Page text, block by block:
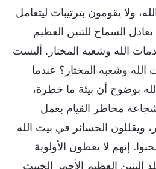
ولا يقومون بترتيبات ليتعامل
السماح للتنين العظيم
الله وشعبه المختار. أليست
الله وشعبه المختار؟ عندما
بوضوح أن بيئة ما خطرة،
مخاطر القيام بعمل
ويقللون الخسائر في بيت الله
إنهم لا يعطون الأولوية
التنين العظيم الأحمر الخبيث